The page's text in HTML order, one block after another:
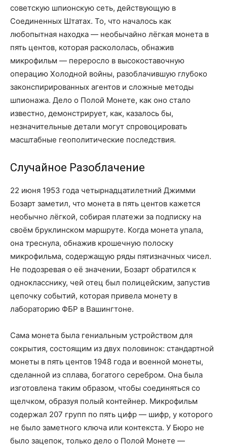
советскую шпионскую сеть, действующую в
Соединенных Штатах. То, что началось как
любопытная находка — необычайно лёгкая монета в
пять центов, которая раскололась, обнажив
микрофильм — переросло в высокоставочную
операцию Холодной войны, разоблачившую глубоко
законспирированных агентов и сложные методы
шпионажа. Дело о Полой Монете, как оно стало
известно, демонстрирует, как, казалось бы,
незначительные детали могут спровоцировать
масштабные геополитические последствия.
Случайное Разоблачение
22 июня 1953 года четырнадцатилетний Джимми
Бозарт заметил, что монета в пять центов кажется
необычно лёгкой, собирая платежи за подписку на
своём бруклинском маршруте. Когда монета упала,
она треснула, обнажив крошечную полоску
микрофильма, содержащую ряды пятизначных чисел.
Не подозревая о её значении, Бозарт обратился к
однокласснику, чей отец был полицейским, запустив
цепочку событий, которая привела монету в
лабораторию ФБР в Вашингтоне.
Сама монета была гениальным устройством для
сокрытия, состоящим из двух половинок: стандартной
монеты в пять центов 1948 года и военной монеты,
сделанной из сплава, богатого серебром. Она была
изготовлена таким образом, чтобы соединяться со
щелчком, образуя полый контейнер. Микрофильм
содержал 207 групп по пять цифр — шифр, у которого
не было заметного ключа или контекста. У Бюро не
было зацепок, только дело о Полой Монете —